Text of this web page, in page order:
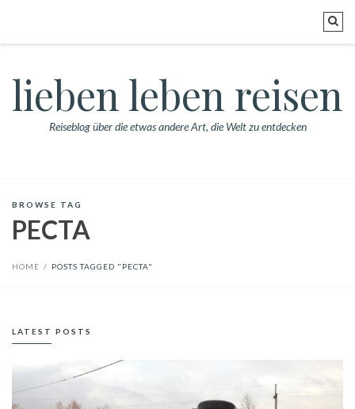
lieben leben reisen
Reiseblog über die etwas andere Art, die Welt zu entdecken
BROWSE TAG
PECTA
HOME / POSTS TAGGED "PECTA"
LATEST POSTS